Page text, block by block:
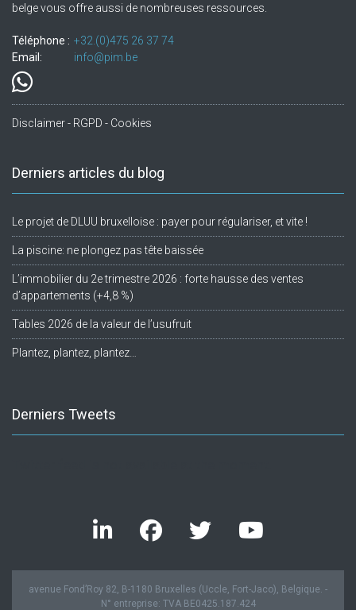
belge vous offre aussi de nombreuses ressources.
Téléphone : +32.(0)475 26 37 74
Email:
info@pim.be
Disclaimer - RGPD - Cookies
Derniers articles du blog
Le projet de DLUU bruxelloise : payer pour régulariser, et vite !
La piscine: ne plongez pas tête baissée
L’immobilier du 2e trimestre 2026 : forte hausse des ventes
d’appartements (+4,8 %)
Tables 2026 de la valeur de l’usufruit
Plantez, plantez, plantez…
Derniers Tweets
avenue Fond’Roy 82, B-1180 Bruxelles (Uccle, Fort-Jaco), Belgique. -
N° entreprise: TVA BE0425.187.424